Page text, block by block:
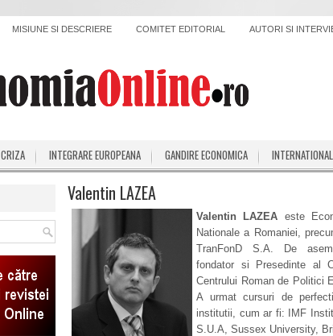
MISIUNE SI DESCRIERE COMITET EDITORIAL AUTORI SI
CRIZA INTEGRARE EUROPEANA GANDIRE ECONOMICA INTERNATIONAL
Valentin LAZEA
Valentin LAZEA este
Nationale a Romaniei,
TranFonD S.A. De
fondator si Presedinte al
Centrului Roman de Politici
A urmat cursuri de
institutii, cum ar fi: IMF
S.U.A, Sussex University,